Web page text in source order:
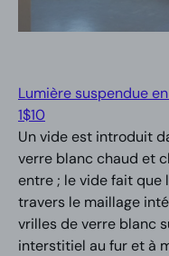
Lumière suspendue
1$10
Un vide est introduit
verre blanc chaud et
entre ; le vide fait que
travers le maillage
vrilles de verre blanc
interstitiel au fur et à